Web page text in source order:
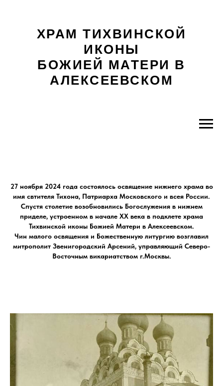
ХРАМ ТИХВИНСКОЙ
ИКОНЫ
БОЖИЕЙ МАТЕРИ В
АЛЕКСЕЕВСКОМ
27 ноября 2024 года состоялось освящение нижнего храма во
имя свтителя Тихона, Патриарха Московского и всея России.
Спустя столетие возобновились Богослужения в нижнем
приделе, устроенном в начале ХХ века в подклете храма
Тихвинской иконы Божией Матери в Алексеевском.
Чин малого освящения и Божественную литургию возглавил
митрополит Звенигородский Арсений, управляющий Северо-
Восточным викариатством г.Москвы.